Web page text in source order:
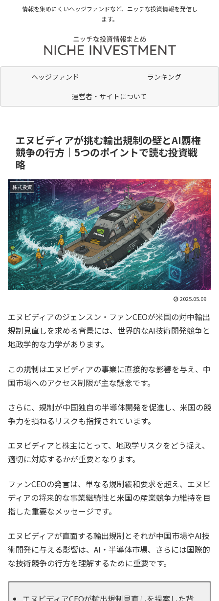
情報を集めにくいヘッジファンドなど、ニッチな投資情報を発信し
ます。
ヘッジファンド
ランキング
運営者・サイトについて
エヌビディアが挑む輸出規制の壁とAI覇権
競争の行方｜5つのポイントで読む投資戦
略
株式投資
2025.05.09
エヌビディアのジェンスン・ファンCEOが米国の対中輸出
規制見直しを求める背景には、世界的なAI技術開発競争と
地政学的な力学があります。
この規制はエヌビディアの事業に直接的な影響を与え、中
国市場へのアクセス制限が主な懸念です。
さらに、規制が中国独自の半導体開発を促進し、米国の競
争力を損ねるリスクも指摘されています。
エヌビディアと株主にとって、地政学リスクをどう捉え、
適切に対応するかが重要となります。
ファンCEOの発言は、単なる規制緩和要求を超え、エヌビ
ディアの将来的な事業継続性と米国の産業競争力維持を目
指した重要なメッセージです。
エヌビディアが直面する輸出規制とそれが中国市場やAI技
術開発に与える影響は、AI・半導体市場、さらには国際的
な技術競争の行方を理解するために重要です。
エヌビディアCEOが輸出規制見直しを提案した背